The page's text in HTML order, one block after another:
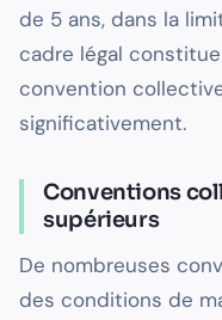
de 5 ans, dans la
cadre légal
convention
significativement.
Conventions
supérieurs
De nombreuses
des conditions de